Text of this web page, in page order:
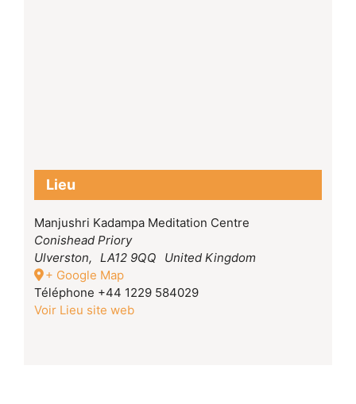
Lieu
Manjushri Kadampa Meditation Centre
Conishead Priory
Ulverston, LA12 9QQ
United Kingdom
+ Google Map
Téléphone +44 1229 584029
Voir Lieu site web